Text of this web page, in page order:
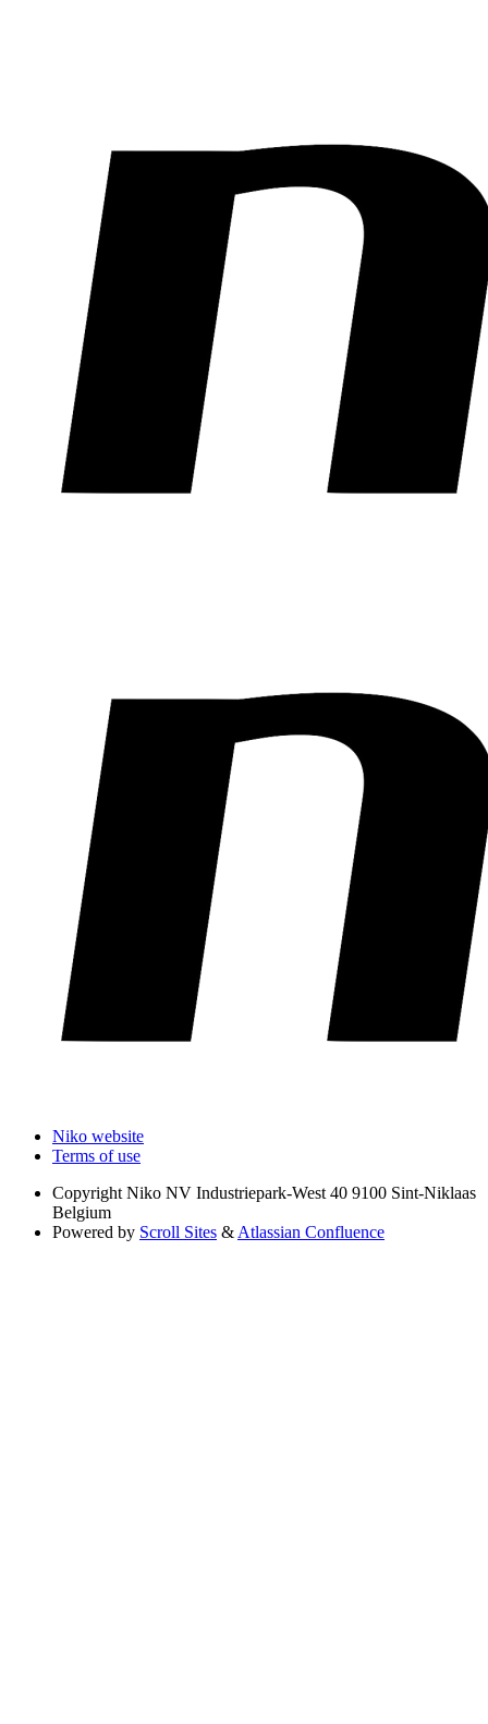
Niko website
Terms of use
Copyright Niko NV Industriepark-West 40 9100 Sint-Niklaas
Belgium
Powered by Scroll Sites &Atlassian Confluence